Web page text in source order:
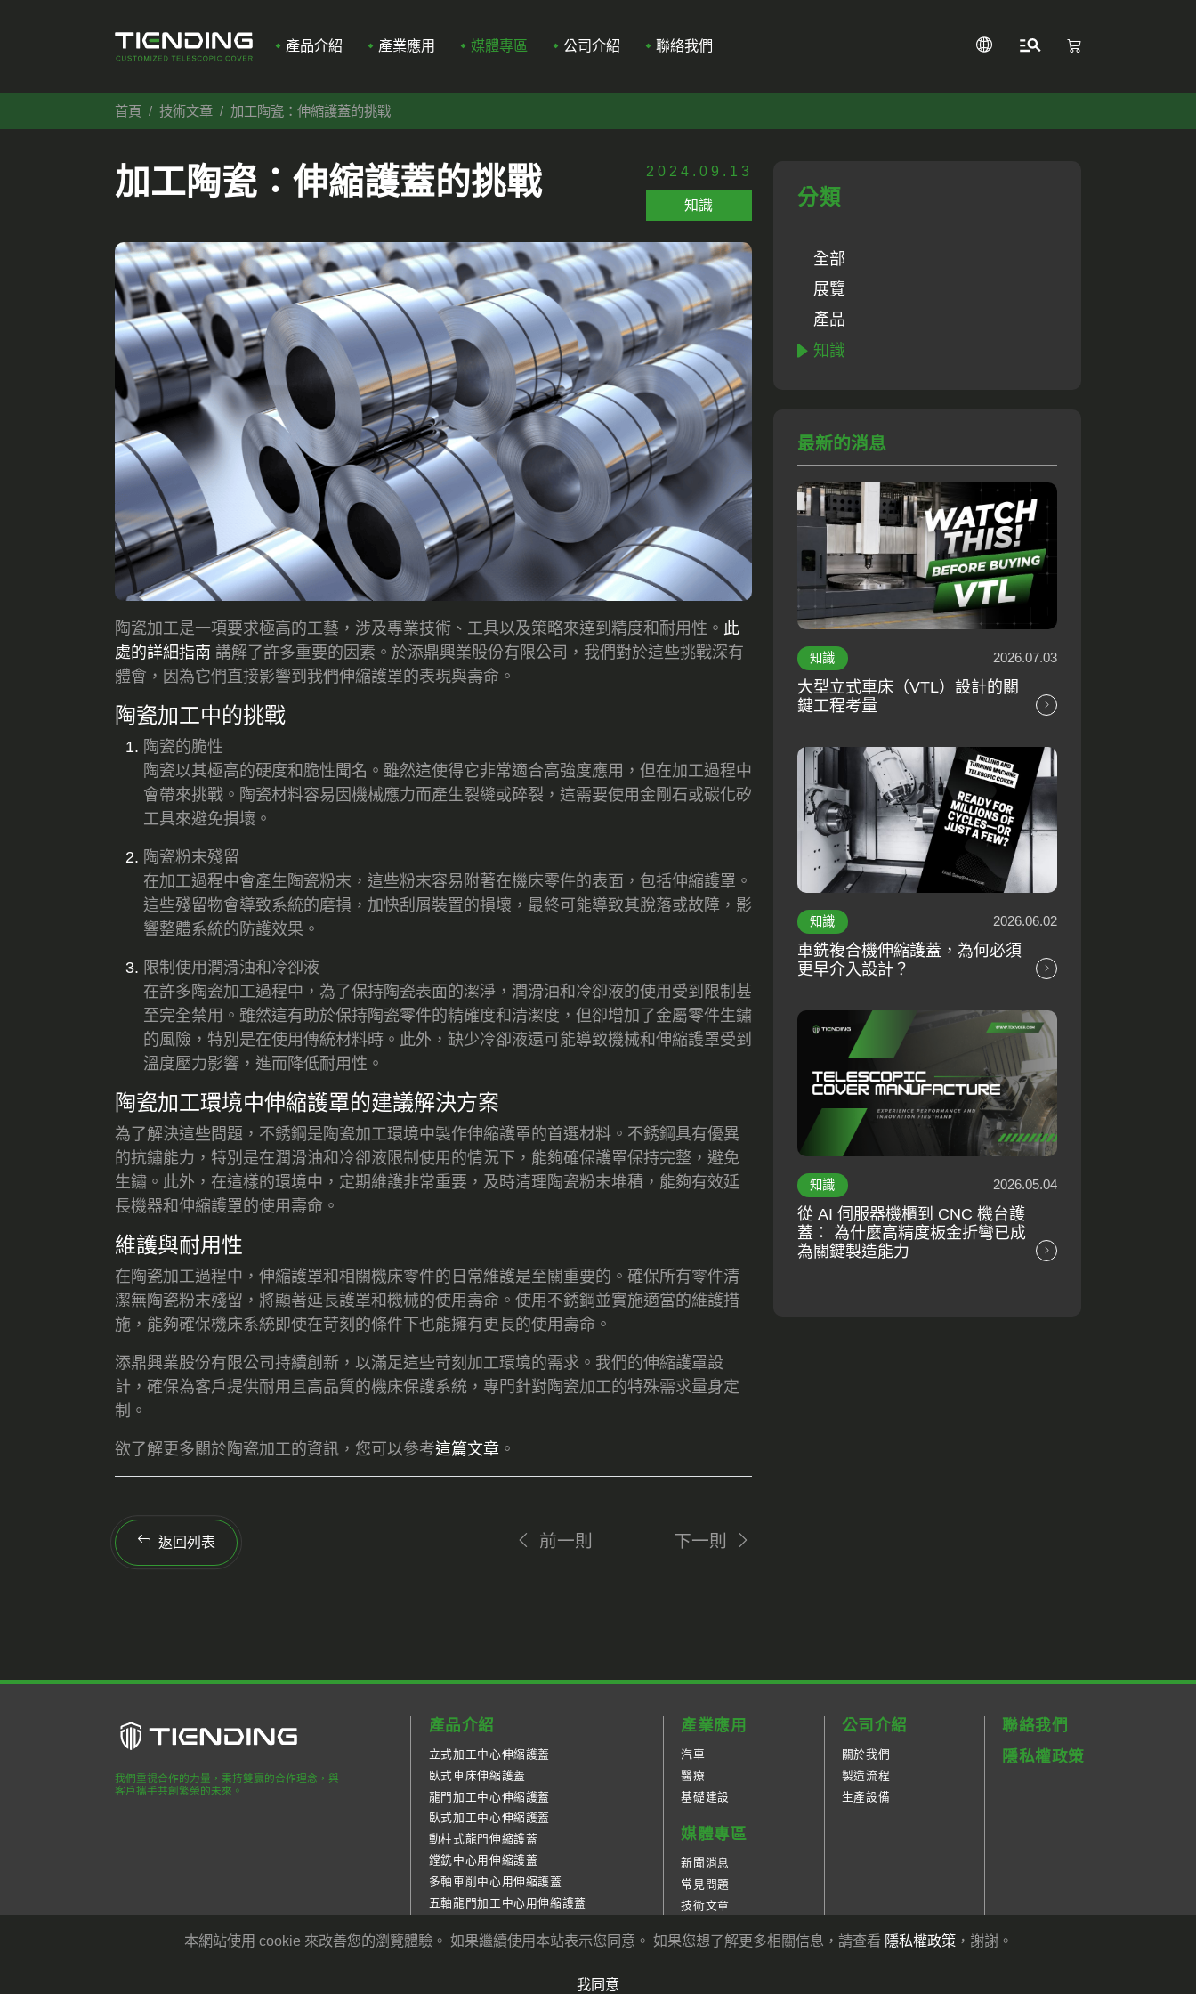
產品介紹 產業應用 媒體專區 公司介紹 聯絡我們
首頁 技術文章 加工陶瓷：伸縮護蓋的挑戰
加工陶瓷：伸縮護蓋的挑戰 2024.09.13
知識
陶瓷加工是一項要求極高的工藝，涉及專業技術、工具以及策略來達到精度和耐用性。 此
處的詳細指南 講解了許多重要的因素。於添鼎興業股份有限公司，我們對於這些挑戰深有
體會，因為它們直接影響到我們伸縮護罩的表現與壽命。
陶瓷加工中的挑戰
陶瓷的脆性
陶瓷以其極高的硬度和脆性聞名。雖然這使得它非常適合高強度應用，但在加工過程中
會帶來挑戰。陶瓷材料容易因機械應力而產生裂縫或碎裂，這需要使用金剛石或碳化矽
工具來避免損壞。
陶瓷粉末殘留
在加工過程中會產生陶瓷粉末，這些粉末容易附著在機床零件的表面，包括伸縮護罩。
這些殘留物會導致系統的磨損，加快刮屑裝置的損壞，最終可能導致其脫落或故障，影
響整體系統的防護效果。
限制使用潤滑油和冷卻液
在許多陶瓷加工過程中，為了保持陶瓷表面的潔淨，潤滑油和冷卻液的使用受到限制甚
至完全禁用。雖然這有助於保持陶瓷零件的精確度和清潔度，但卻增加了金屬零件生鏽
的風險，特別是在使用傳統材料時。此外，缺少冷卻液還可能導致機械和伸縮護罩受到
溫度壓力影響，進而降低耐用性。
陶瓷加工環境中伸縮護罩的建議解決方案
為了解決這些問題，不銹鋼是陶瓷加工環境中製作伸縮護罩的首選材料。不銹鋼具有優異
的抗鏽能力，特別是在潤滑油和冷卻液限制使用的情況下，能夠確保護罩保持完整，避免
生鏽。此外，在這樣的環境中，定期維護非常重要，及時清理陶瓷粉末堆積，能夠有效延
長機器和伸縮護罩的使用壽命。
維護與耐用性
在陶瓷加工過程中，伸縮護罩和相關機床零件的日常維護是至關重要的。確保所有零件清
潔無陶瓷粉末殘留，將顯著延長護罩和機械的使用壽命。使用不銹鋼並實施適當的維護措
施，能夠確保機床系統即使在苛刻的條件下也能擁有更長的使用壽命。
添鼎興業股份有限公司持續創新，以滿足這些苛刻加工環境的需求。我們的伸縮護罩設
計，確保為客戶提供耐用且高品質的機床保護系統，專門針對陶瓷加工的特殊需求量身定
制。
欲了解更多關於陶瓷加工的資訊，您可以參考這篇文章 。
返回列表 前一則 下一則
分類
全部
展覽
產品
知識
最新的消息
知識 2026.07.03
大型立式車床（VTL）設計的關
鍵工程考量
知識 2026.06.02
車銑複合機伸縮護蓋，為何必須
更早介入設計？
知識 2026.05.04
從 AI 伺服器機櫃到 CNC 機台護
蓋： 為什麼高精度板金折彎已成
為關鍵製造能力
我們重視合作的力量，秉持雙贏的合作理念，與
客戶攜手共創繁榮的未來。
產品介紹
立式加工中心伸縮護蓋
臥式車床伸縮護蓋
龍門加工中心伸縮護蓋
臥式加工中心伸縮護蓋
動柱式龍門伸縮護蓋
鏜銑中心用伸縮護蓋
多軸車削中心用伸縮護蓋
五軸龍門加工中心用伸縮護蓋
產業應用
汽車
醫療
基礎建設
媒體專區
新聞消息
常見問題
技術文章
公司介紹
關於我們
製造流程
生產設備
聯絡我們
隱私權政策
本網站使用 cookie 來改善您的瀏覽體驗。 如果繼續使用本站表示您同意。 如果您想了解更多相關信息，請查看 隱私權政策，謝謝。
我同意